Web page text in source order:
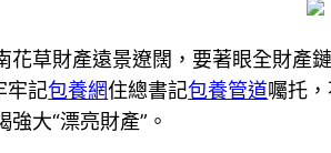
花草財產遠景遼闊，要著眼全財產
牢記包養網住總書記包養管道囑托
大“漂亮財產”。